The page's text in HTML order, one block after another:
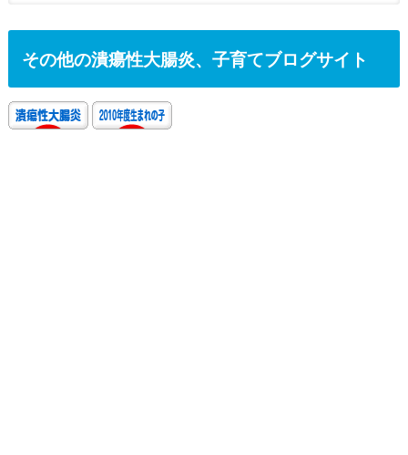
その他の潰瘍性大腸炎、子育てブログサイト